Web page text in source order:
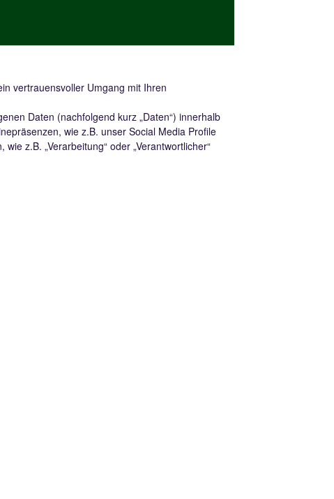
vertrauensvoller Umgang mit Ihren
Daten (nachfolgend kurz „Daten“) innerhalb
wie z.B. unser Social Media Profile
z.B. „Verarbeitung“ oder „Verantwortlicher“